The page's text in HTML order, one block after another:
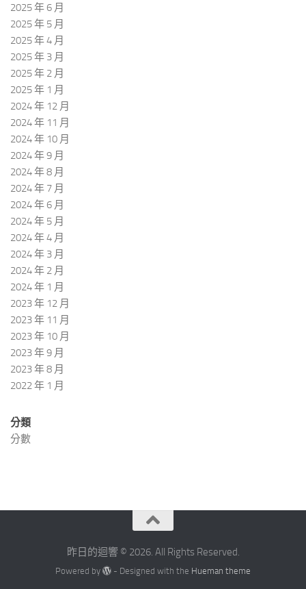
2025 年 6 月
2025 年 5 月
2025 年 4 月
2025 年 3 月
2025 年 2 月
2025 年 1 月
2024 年 12 月
2024 年 11 月
2024 年 10 月
2024 年 9 月
2024 年 8 月
2024 年 7 月
2024 年 6 月
2024 年 5 月
2024 年 4 月
2024 年 3 月
2024 年 2 月
2024 年 1 月
2023 年 12 月
2023 年 11 月
2023 年 10 月
2023 年 9 月
2023 年 8 月
2022 年 1 月
分類
分數
昨日的迴響 © 2026. All Rights Reserved.
Powered by - Designed with the Hueman theme